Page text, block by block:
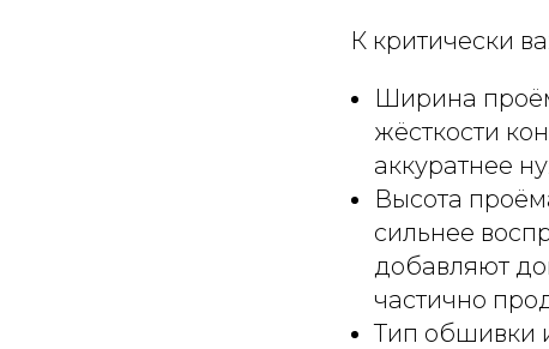
К критически
Ширина
жёсткости
аккуратнее
Высота
сильнее
добавляют
частично
Тип обшивки